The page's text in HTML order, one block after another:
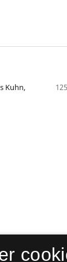
Kuhn,